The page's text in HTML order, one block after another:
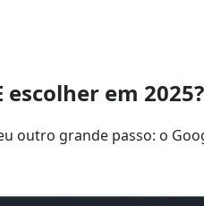
em 2025?
outro grande passo: o